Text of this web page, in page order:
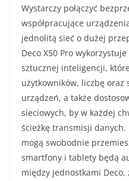
Wystarczy połączyć
współpracujące
jednolitą sieć o dużej
Deco X50 Pro
sztucznej inteligencji,
użytkowników, liczbę oraz
urządzeń, a także
sieciowych, by w każdej
ścieżkę transmisji
mogą swobodnie
smartfony i tablety będą
między jednostkami Deco,